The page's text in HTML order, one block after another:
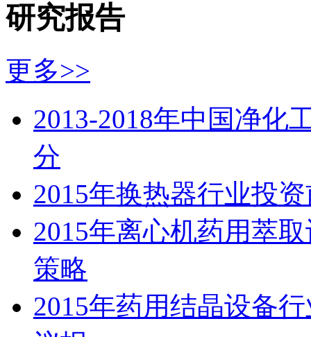
研究报告
更多>>
2013-2018年中国净化
分
2015年换热器行业投
2015年离心机药用萃
策略
2015年药用结晶设备